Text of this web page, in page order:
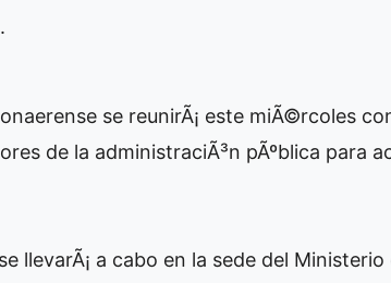
se reunirÃ¡ este miÃ©rcoles
de la administraciÃ³n pÃºblica para
llevarÃ¡ a cabo en la sede del